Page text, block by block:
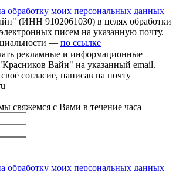
обработку моих персональных данных
(ИНН 9102061030) в целях обработки
писем на указанную почту.
— по ссылке
рекламные и информационные
Вайн" на указанный email.
согласие, написав на почту
свяжемся с Вами в течение часа
обработку моих персональных данных